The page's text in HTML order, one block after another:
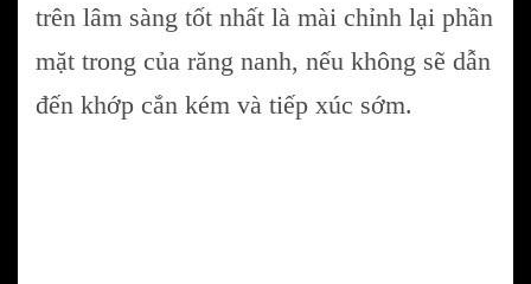
trên lâm sàng tốt nhất là mài chỉnh lại phần
mặt trong của răng nanh, nếu không sẽ dẫn
đến khớp cắn kém và tiếp xúc sớm.